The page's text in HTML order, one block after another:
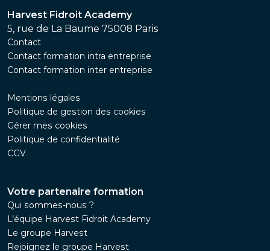
Harvest Fidroit Academy
5, rue de La Baume 75008 Paris
Contact
Contact formation intra entreprise
Contact formation inter entreprise
Mentions légales
Politique de gestion des cookies
Gérer mes cookies
Politique de confidentialité
CGV
Votre partenaire formation
Qui sommes-nous ?
L’équipe Harvest Fidroit Academy
Le groupe Harvest
Rejoignez le groupe Harvest